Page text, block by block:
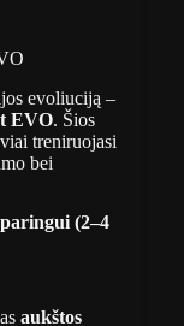
evoliuciją –
EVO. Šios
treniruojasi
bei
(2–4
aukštos